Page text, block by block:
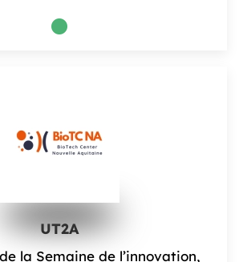
UT2A
la Semaine de l’innovation,